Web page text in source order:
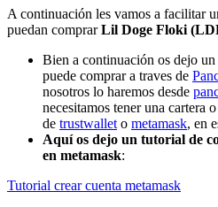
A continuación les vamos a facilitar
puedan comprarLil Doge Floki
Bien a continuación os dejo
puede comprar a traves de
nosotros lo haremos desde
necesitamos tener una cartera
de trustwallet o metamask, en
Aquí os dejo un tutorial de
en metamask:
Tutorial crear cuenta metamask